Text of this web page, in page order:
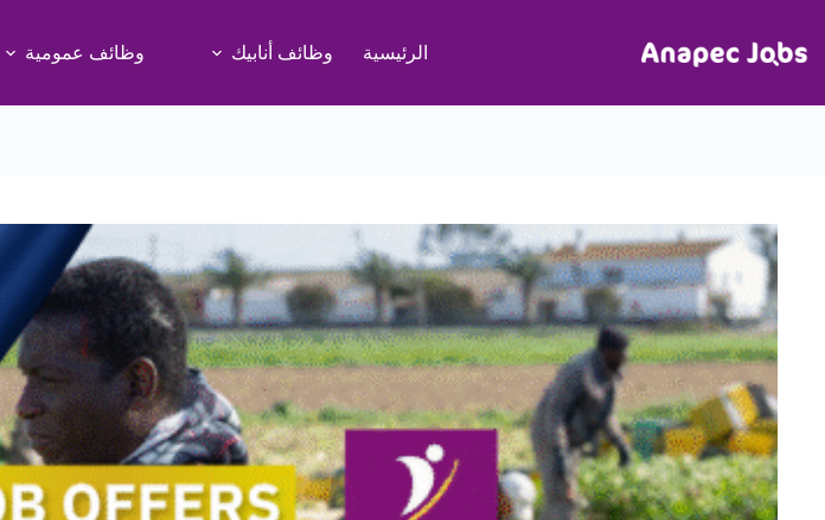
المحتوى
الرئيسية وظائف أنابيك وظائف عمومية